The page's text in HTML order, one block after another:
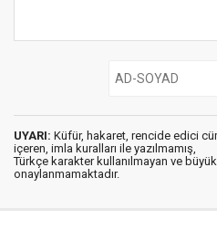
UYARI: Küfür, hakaret, rencide edici
içeren, imla kuralları ile yazılmamış,
Türkçe karakter kullanılmayan ve
onaylanmamaktadır.